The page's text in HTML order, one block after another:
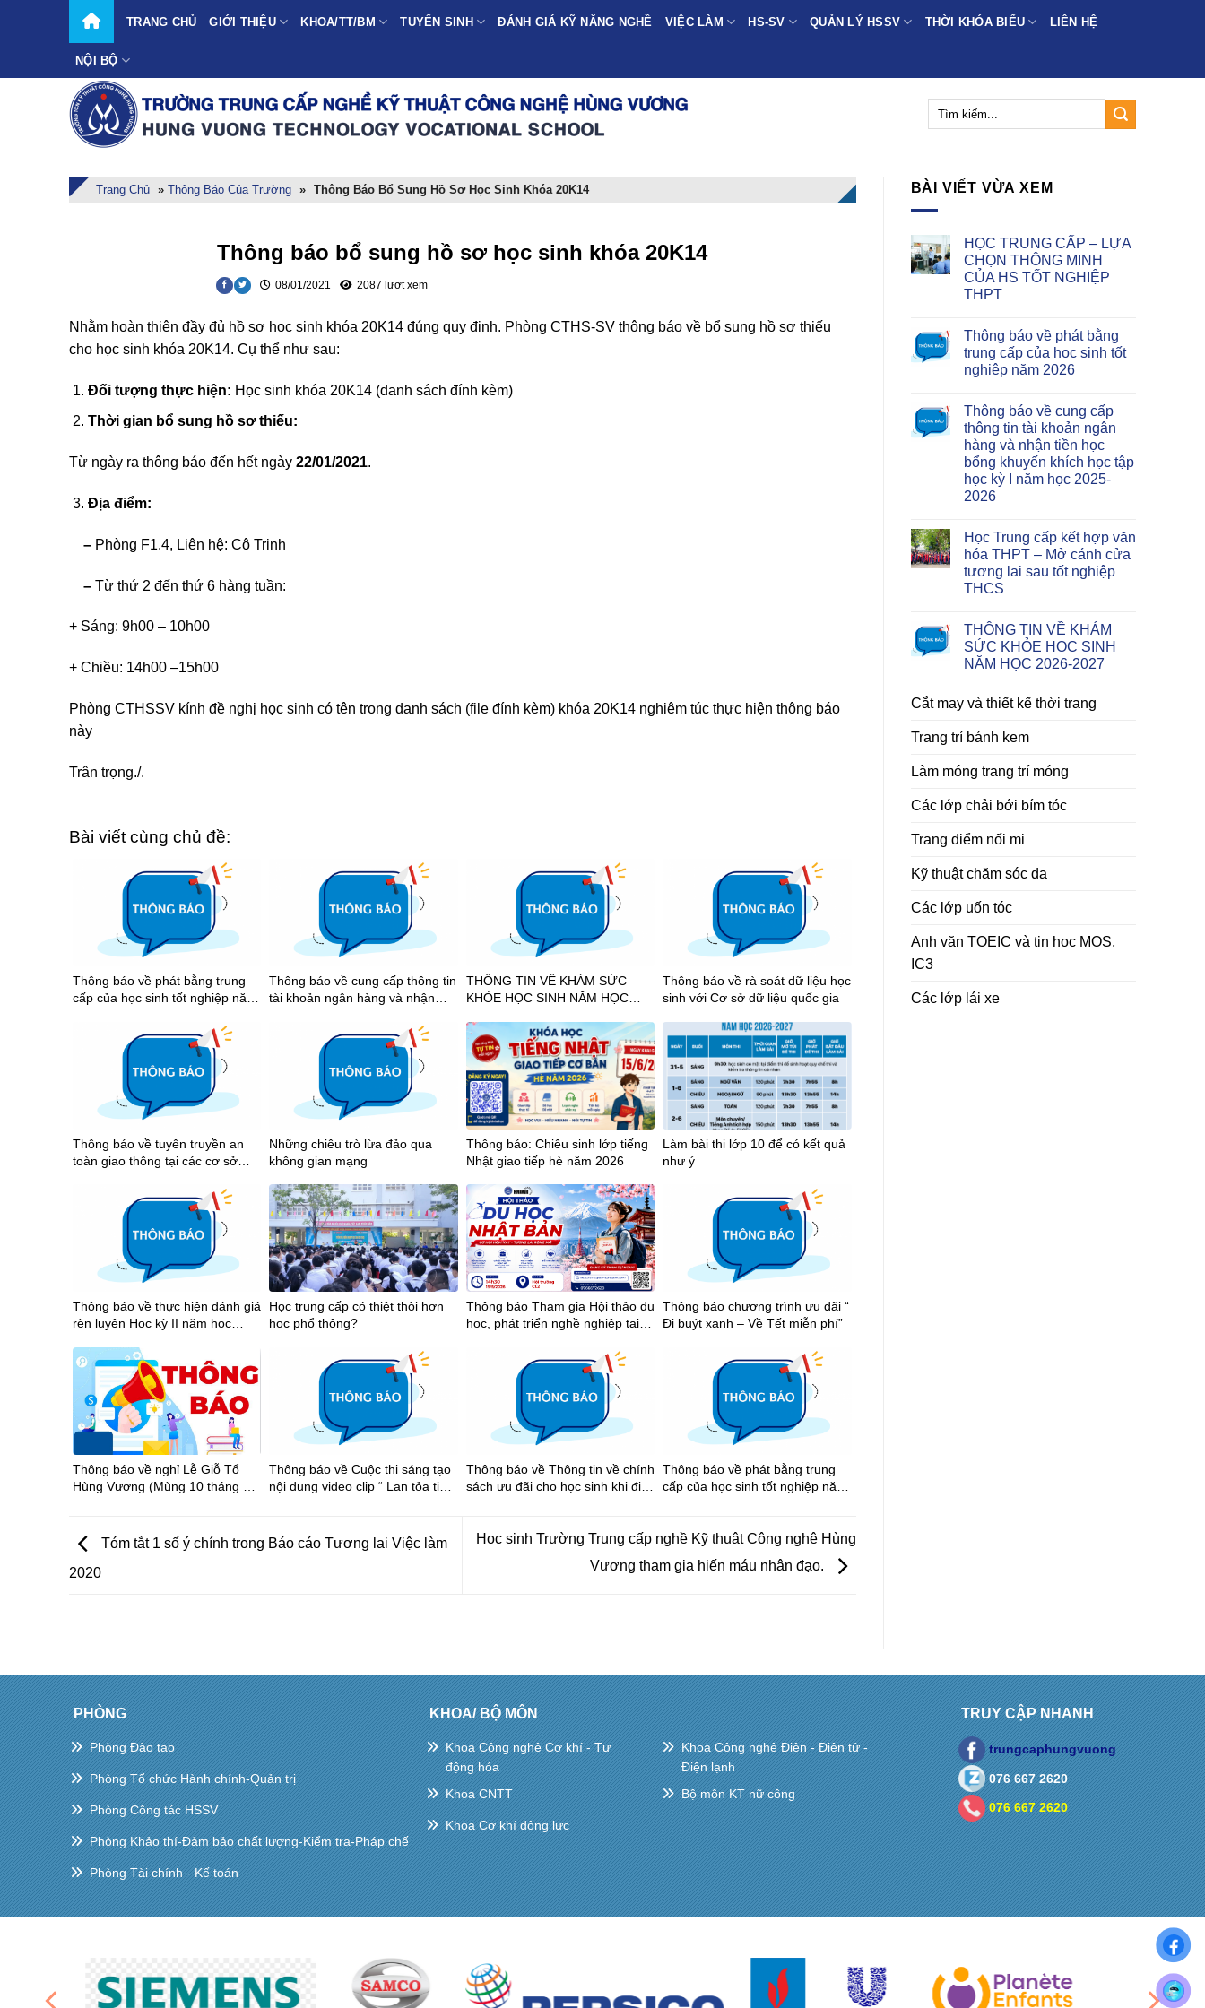
TRANG CHỦ GIỚI THIỆU KHOA/TT/BM TUYỂN SINH ĐÁNH GIÁ KỸ NĂNG NGHỀ VIỆC LÀM HS-SV QUẢN LÝ HSSV THỜI KHÓA BIỂU LIÊN HỆ
NỘI BỘ
Trang Chủ » Thông Báo Của Trường » Thông Báo Bổ Sung Hồ Sơ Học Sinh Khóa 20K14
Thông báo bổ sung hồ sơ học sinh khóa 20K14
08/01/2021 2087 lượt xem
Nhằm hoàn thiện đầy đủ hồ sơ học sinh khóa 20K14 đúng quy định. Phòng CTHS-SV thông báo về bổ sung hồ sơ thiếu
cho học sinh khóa 20K14. Cụ thể như sau:
Đối tượng thực hiện: Học sinh khóa 20K14 (danh sách đính kèm)
Thời gian bổ sung hồ sơ thiếu:
Từ ngày ra thông báo đến hết ngày 22/01/2021.
Địa điểm:
– Phòng F1.4, Liên hệ: Cô Trinh
– Từ thứ 2 đến thứ 6 hàng tuần:
+ Sáng: 9h00 – 10h00
+ Chiều: 14h00 –15h00
Phòng CTHSSV kính đề nghị học sinh có tên trong danh sách (file đính kèm) khóa 20K14 nghiêm túc thực hiện thông báo
này
Trân trọng./.
Bài viết cùng chủ đề:
Thông báo về phát bằng trung
cấp của học sinh tốt nghiệp năm
Thông báo về cung cấp thông tin
tài khoản ngân hàng và nhận
tập học kỳ I năm học 2025-2026
THÔNG TIN VỀ KHÁM SỨC
KHỎE HỌC SINH NĂM HỌC
Thông báo về rà soát dữ liệu học
sinh với Cơ sở dữ liệu quốc gia
Thông báo về tuyên truyền an
toàn giao thông tại các cơ sở
Hồ Chí Minh năm 2026
Những chiêu trò lừa đảo qua
không gian mạng
Thông báo: Chiêu sinh lớp tiếng
Nhật giao tiếp hè năm 2026
Làm bài thi lớp 10 để có kết quả
như ý
Thông báo về thực hiện đánh giá
rèn luyện Học kỳ II năm học
Học trung cấp có thiệt thòi hơn
học phổ thông?
Thông báo Tham gia Hội thảo du
học, phát triển nghề nghiệp tại
Thông báo chương trình ưu đãi “
Đi buýt xanh – Về Tết miễn phí”
Thông báo về nghỉ Lễ Giỗ Tổ
Hùng Vương (Mùng 10 tháng 3
động (01/5) năm 2026
Thông báo về Cuộc thi sáng tạo
nội dung video clip “ Lan tỏa tinh
2026”
Thông báo về Thông tin về chính
sách ưu đãi cho học sinh khi đi
Thông báo về phát bằng trung
cấp của học sinh tốt nghiệp năm
Tóm tắt 1 số ý chính trong Báo cáo Tương lai Việc làm
2020
Học sinh Trường Trung cấp nghề Kỹ thuật Công nghệ Hùng
Vương tham gia hiến máu nhân đạo.
BÀI VIẾT VỪA XEM
HỌC TRUNG CẤP – LỰA
CHỌN THÔNG MINH
CỦA HS TỐT NGHIỆP
THPT
Thông báo về phát bằng
trung cấp của học sinh tốt
nghiệp năm 2026
Thông báo về cung cấp
thông tin tài khoản ngân
hàng và nhận tiền học
bổng khuyến khích học tập
học kỳ I năm học 2025-
2026
Học Trung cấp kết hợp văn
hóa THPT – Mở cánh cửa
tương lai sau tốt nghiệp
THCS
THÔNG TIN VỀ KHÁM
SỨC KHỎE HỌC SINH
NĂM HỌC 2026-2027
Cắt may và thiết kế thời trang
Trang trí bánh kem
Làm móng trang trí móng
Các lớp chải bới bím tóc
Trang điểm nối mi
Kỹ thuật chăm sóc da
Các lớp uốn tóc
Anh văn TOEIC và tin học MOS,
IC3
Các lớp lái xe
PHÒNG
Phòng Đào tạo
Phòng Tổ chức Hành chính-Quản trị
Phòng Công tác HSSV
Phòng Khảo thí-Đảm bảo chất lượng-Kiểm tra-Pháp chế
Phòng Tài chính - Kế toán
KHOA/ BỘ MÔN
Khoa Công nghệ Cơ khí - Tự
động hóa
Khoa CNTT
Khoa Cơ khí động lực
Khoa Công nghệ Điện - Điện tử -
Điện lạnh
Bộ môn KT nữ công
TRUY CẬP NHANH
trungcaphungvuong
076 667 2620
076 667 2620